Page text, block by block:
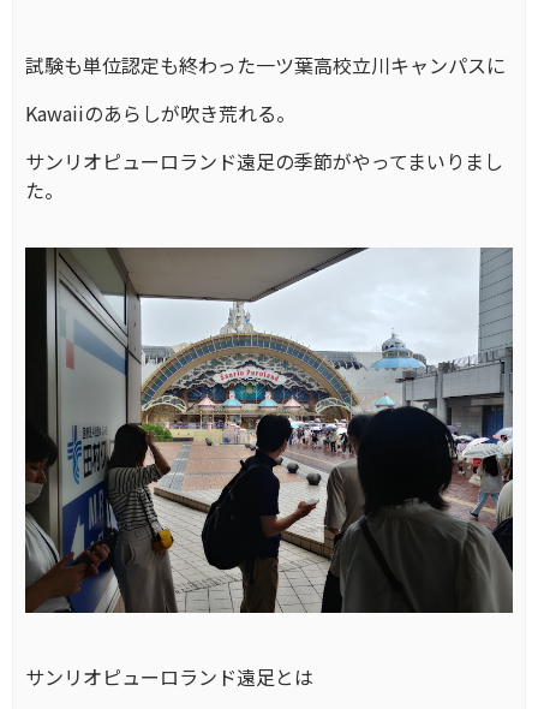
試験も単位認定も終わった一ツ葉高校立川キャンパスに
Kawaiiのあらしが吹き荒れる。
サンリオピューロランド遠足の季節がやってまいりまし
た。
サンリオピューロランド遠足とは